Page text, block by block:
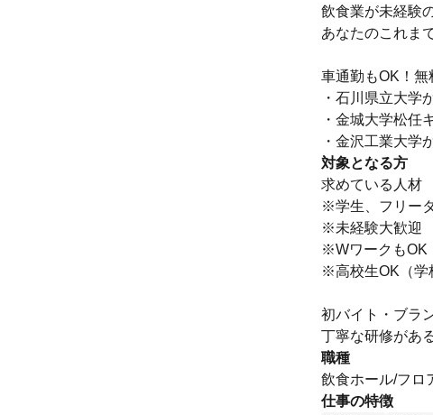
飲食業が未経験
あなたのこれま
車通勤もOK！無
・石川県立大学
・金城大学松任
・金沢工業大学
対象となる方
求めている人材
※学生、フリー
※未経験大歓迎
※WワークもOK
※高校生OK（学
初バイト・ブラ
丁寧な研修があ
職種
飲食ホール/フロ
仕事の特徴